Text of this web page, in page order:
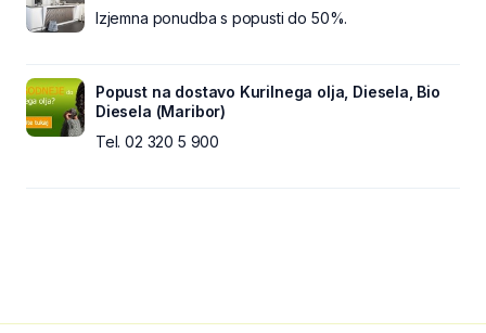
Izjemna ponudba s popusti do 50%.
Popust na dostavo Kurilnega olja, Diesela, Bio
Diesela (Maribor)
Tel. 02 320 5 900